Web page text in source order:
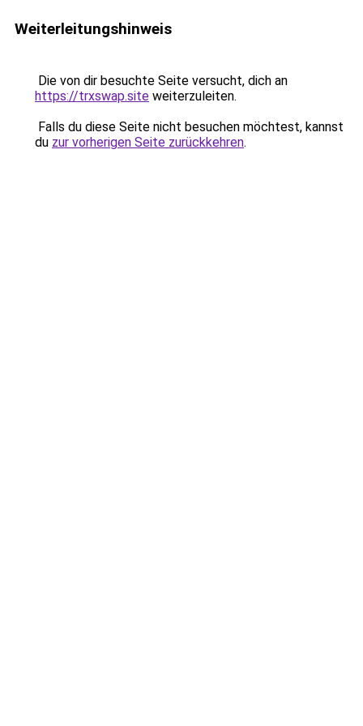
Weiterleitungshinweis
Die von dir besuchte Seite versucht, dich an
https://trxswap.site weiterzuleiten.
Falls du diese Seite nicht besuchen möchtest, kannst
du zur vorherigen Seite zurückkehren.